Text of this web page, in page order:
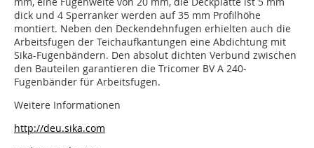
dick und 4 Sperranker werden auf 35 mm Profilhöhe
montiert. Neben den Deckendehnfugen erhielten auch die
Arbeitsfugen der Teichaufkantungen eine Abdichtung mit
Sika-Fugenbändern. Den absolut dichten Verbund zwischen
den Bauteilen garantieren die Tricomer BV A 240-
Fugenbänder für Arbeitsfugen.
Weitere Informationen
http://deu.sika.com